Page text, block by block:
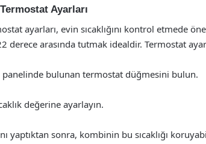
Ayarları
ayarları, evin sıcaklığını kontrol etmede
22 derece arasında tutmak idealdir. Termostat
bulunan termostat düğmesini bulun.
değerine ayarlayın.
yaptıktan sonra, kombinin bu sıcaklığı